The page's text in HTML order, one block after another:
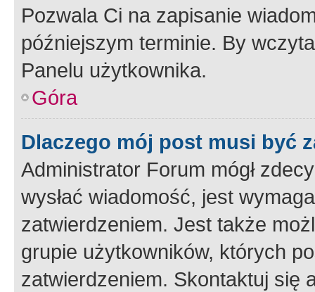
Pozwala Ci na zapisanie
późniejszym terminie. By
Panelu użytkownika.
Góra
Dlaczego mój post musi być
Administrator Forum mógł
wysłać wiadomość, jest
zatwierdzeniem. Jest także
grupie użytkowników, których
zatwierdzeniem. Skontaktuj się